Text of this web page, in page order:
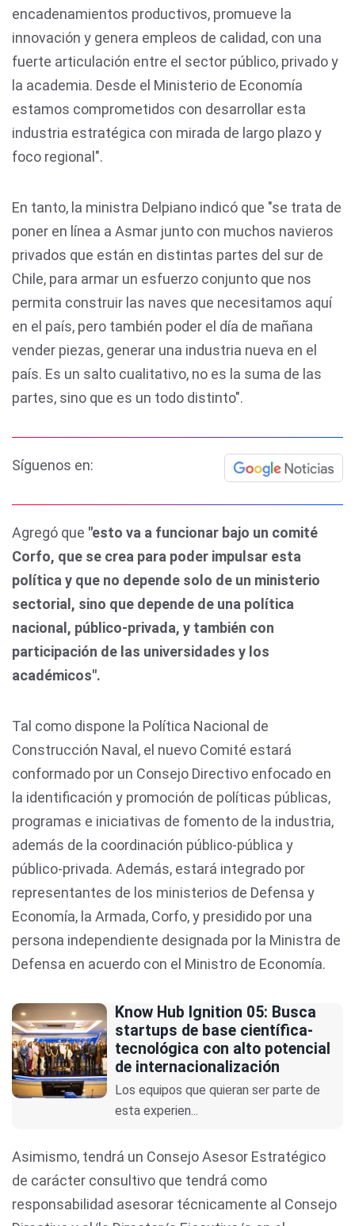
encadenamientos productivos, promueve la
innovación y genera empleos de calidad, con una
fuerte articulación entre el sector público, privado y
la academia. Desde el Ministerio de Economía
estamos comprometidos con desarrollar esta
industria estratégica con mirada de largo plazo y
foco regional".
En tanto, la ministra Delpiano indicó que "se trata de
poner en línea a Asmar junto con muchos navieros
privados que están en distintas partes del sur de
Chile, para armar un esfuerzo conjunto que nos
permita construir las naves que necesitamos aquí
en el país, pero también poder el día de mañana
vender piezas, generar una industria nueva en el
país. Es un salto cualitativo, no es la suma de las
partes, sino que es un todo distinto".
Síguenos en:
Agregó que "esto va a funcionar bajo un comité
Corfo, que se crea para poder impulsar esta
política y que no depende solo de un ministerio
sectorial, sino que depende de una política
nacional, público-privada, y también con
participación de las universidades y los
académicos".
Tal como dispone la Política Nacional de
Construcción Naval, el nuevo Comité estará
conformado por un Consejo Directivo enfocado en
la identificación y promoción de políticas públicas,
programas e iniciativas de fomento de la industria,
además de la coordinación público-pública y
público-privada. Además, estará integrado por
representantes de los ministerios de Defensa y
Economía, la Armada, Corfo, y presidido por una
persona independiente designada por la Ministra de
Defensa en acuerdo con el Ministro de Economía.
Know Hub Ignition 05: Busca
startups de base científica-
tecnológica con alto potencial
de internacionalización
Los equipos que quieran ser parte de
esta experien...
Asimismo, tendrá un Consejo Asesor Estratégico
de carácter consultivo que tendrá como
responsabilidad asesorar técnicamente al Consejo